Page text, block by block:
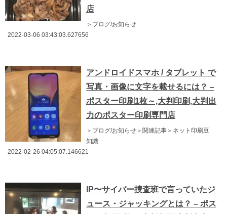
店
＞ブログ/お知らせ
2022-03-06 03:43:03.627656
アンドロイドスマホ / タブレット で
写真・画像に文字を載せるには？ –
ポスター印刷1枚～,大判印刷,大判出
力のポスター印刷専門店
＞ブログ/お知らせ＞関連記事＞ネット印刷豆
知識
2022-02-26 04:05:07.146621
IP〜サイバー捜査班で言っていたジ
ュース・ジャッキングとは？ – ポス